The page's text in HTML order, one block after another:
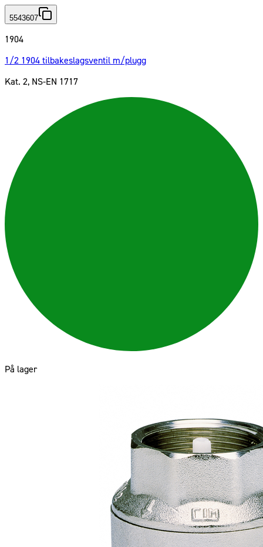
5543607
1904
1/2 1904 tilbakeslagsventil m/plugg
Kat. 2, NS-EN 1717
På lager